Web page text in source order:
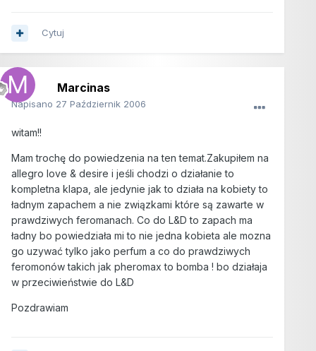
Cytuj
Marcinas
Napisano 27 Październik 2006
witam!!
Mam trochę do powiedzenia na ten temat.Zakupiłem na
allegro love & desire i jeśli chodzi o działanie to
kompletna klapa, ale jedynie jak to działa na kobiety to
ładnym zapachem a nie związkami które są zawarte w
prawdziwych feromanach. Co do L&D to zapach ma
ładny bo powiedziała mi to nie jedna kobieta ale mozna
go uzywać tylko jako perfum a co do prawdziwych
feromonów takich jak pheromax to bomba ! bo działaja
w przeciwieństwie do L&D
Pozdrawiam